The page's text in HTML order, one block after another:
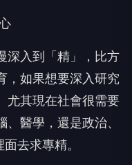
深入到「精」，比方
，如果想要深入研究
尤其現在社會很需要
醫學，還是政治、
去求專精。